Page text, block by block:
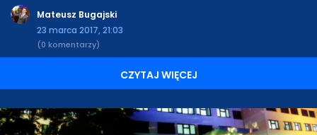
Mateusz Bugajski
23 marca 2017, 21:03
(0 komentarzy)
CZYTAJ WIĘCEJ